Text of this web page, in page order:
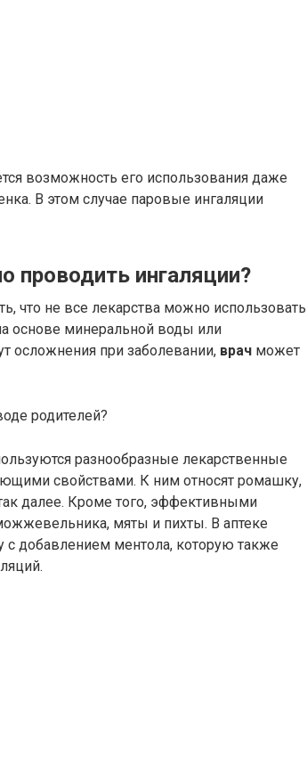
возможность его использования даже
В этом случае паровые ингаляции
ингаляции?
что не все лекарства можно использовать
основе минеральной воды или
осложнения при заболевании, врач может
родителей?
разнообразные лекарственные
свойствами. К ним относят ромашку,
далее. Кроме того, эффективными
мяты и пихты. В аптеке
добавлением ментола, которую также